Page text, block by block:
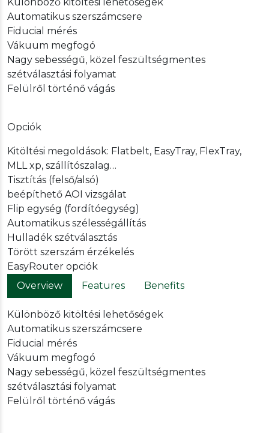
Automatikus szerszámcsere
Fiducial mérés
Vákuum megfogó
Nagy sebességű, közel feszültségmentes
szétválasztási folyamat
Felülről történő vágás
Opciók
Kitöltési megoldások: Flatbelt, EasyTray, FlexTray,
MLL xp, szállítószalag…
Tisztítás (felső/alsó)
beépíthető AOI vizsgálat
Flip egység (fordítóegység)
Automatikus szélességállítás
Hulladék szétválasztás
Törött szerszám érzékelés
EasyRouter opciók
Overview
Features Benefits
Különböző kitöltési lehetőségek
Automatikus szerszámcsere
Fiducial mérés
Vákuum megfogó
Nagy sebességű, közel feszültségmentes
szétválasztási folyamat
Felülről történő vágás